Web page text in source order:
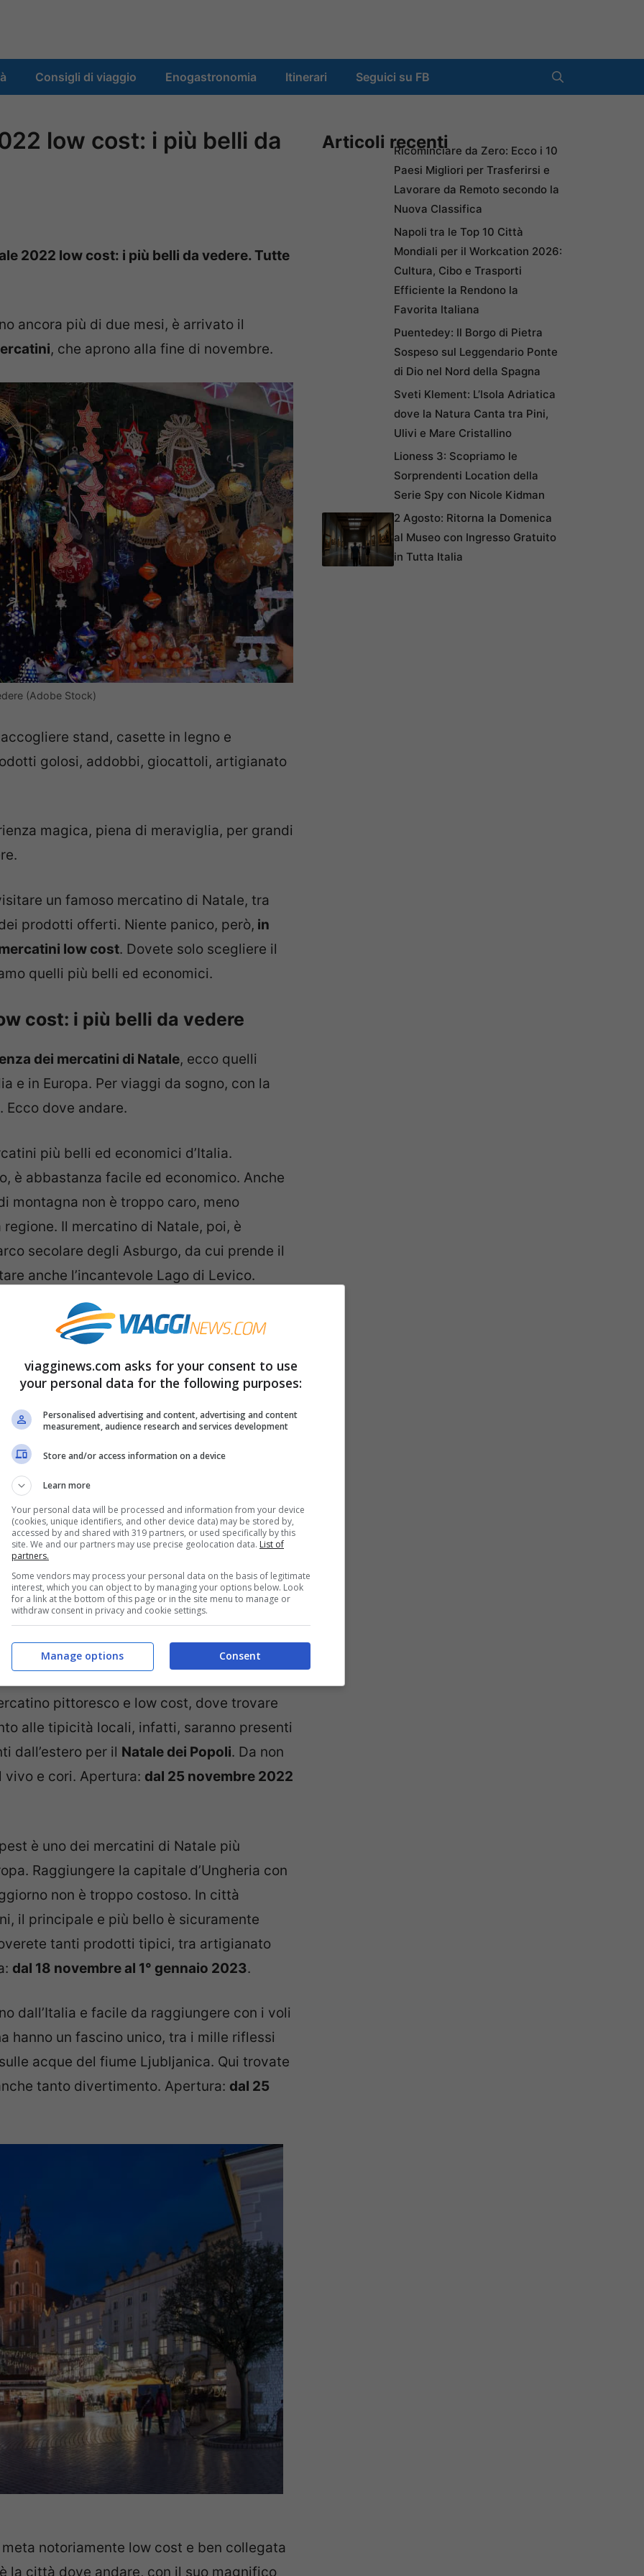
Consigli di viaggio Enogastronomia Itinerari Seguici su FB
low cost: i più belli da
2022 low cost: i più belli da vedere. Tutte
ancora più di due mesi, è arrivato il
, che aprono alla fine di novembre.
(Adobe Stock)
stand, casette in legno e
golosi, addobbi, giocattoli, artigianato
magica, piena di meraviglia, per grandi
un famoso mercatino di Natale, tra
prodotti offerti. Niente panico, però, in
low cost. Dovete solo scegliere il
quelli più belli ed economici.
cost: i più belli da vedere
dei mercatini di Natale, ecco quelli
e in Europa. Per viaggi da sogno, con la
dove andare.
più belli ed economici d’Italia.
è abbastanza facile ed economico. Anche
montagna non è troppo caro, meno
Il mercatino di Natale, poi, è
secolare degli Asburgo, da cui prende il
anche l’incantevole Lago di Levico.
2023.
è una città bellissima da visitare anche
centro storico medievale addobbato a
al coperto, all’interno dellaRocca
. Dunque, unico e suggestivo da visitare.
locale e attività per bambini. Apertura:
.
Italia, con un centro storico ricco di
trasforma in un caratteristicovillaggio
tematico. In un’atmosfera da favola, tra
Natale, passeggerete tra abeti e luci
del Tirolo. Tra gli espositori saranno
del Trentino, con le tipiche atmosfere di
pittoresco e low cost, dove trovare
alle tipicità locali, infatti, saranno presenti
dall’estero per il Natale dei Popoli. Da non
e cori. Apertura: dal 25 novembre 2022
è uno dei mercatini di Natale più
Raggiungere la capitale d’Ungheria con
non è troppo costoso. In città
il principale e più bello è sicuramente
tanti prodotti tipici, tra artigianato
dal 18 novembre al 1° gennaio 2023.
dall’Italia e facile da raggiungere con i voli
hanno un fascino unico, tra i mille riflessi
acque del fiume Ljubljanica. Qui trovate
tanto divertimento. Apertura: dal 25
meta notoriamente low cost e ben collegata
la città dove andare, con il suo magnifico
Articoli recentiRicominciare da Zero: Ecco i 10
Paesi Migliori per Trasferirsi e
Lavorare da Remoto secondo la
Nuova Classifica
Napoli tra le Top 10 Città
Mondiali per il Workcation 2026:
Cultura, Cibo e Trasporti
Efficiente la Rendono la
Favorita Italiana
Puentedey: Il Borgo di Pietra
Sospeso sul Leggendario Ponte
di Dio nel Nord della Spagna
Sveti Klement: L’Isola Adriatica
dove la Natura Canta tra Pini,
Ulivi e Mare Cristallino
Lioness 3: Scopriamo le
Sorprendenti Location della
Serie Spy con Nicole Kidman
2 Agosto: Ritorna la Domenica
al Museo con Ingresso Gratuito
in Tutta Italia
viagginews.com asks for your consent to use
your personal data for the following purposes:
Personalised advertising and content, advertising and content
measurement, audience research and services development
Store and/or access information on a device
Learn more
Your personal data will be processed and information from your device
(cookies, unique identifiers, and other device data) may be stored by,
accessed by and shared with 319 partners, or used specifically by this
site. We and our partners may use precise geolocation data. List of
partners.
Some vendors may process your personal data on the basis of legitimate
interest, which you can object to by managing your options below. Look
for a link at the bottom of this page or in the site menu to manage or
withdraw consent in privacy and cookie settings.
Consent
Manage options